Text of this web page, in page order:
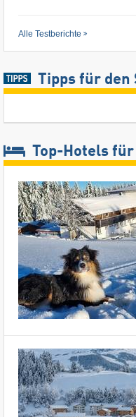
Alle Testberichte
Tipps für den
Top-Hotels